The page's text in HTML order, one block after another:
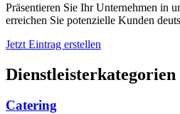
Präsentieren Sie Ihr Unternehmen in
erreichen Sie potenzielle Kunden
Jetzt Eintrag erstellen
Dienstleisterkategorien
Catering